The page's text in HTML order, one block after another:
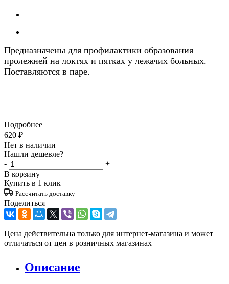
Предназначены для профилактики образования
пролежней на локтях и пятках у лежачих больных.
Поставляются в паре.
Подробнее
620 ₽
Нет в наличии
Нашли дешевле?
-
+
В корзину
Купить в 1 клик
Рассчитать доставку
Поделиться
Цена действительна только для интернет-магазина и может
отличаться от цен в розничных магазинах
Описание